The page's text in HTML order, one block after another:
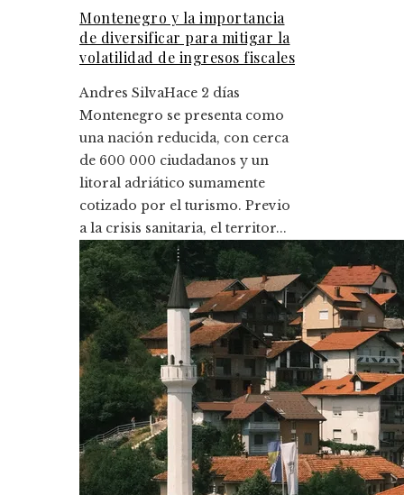
Montenegro y la importancia
de diversificar para mitigar la
volatilidad de ingresos fiscales
Andres SilvaHace 2 días
Montenegro se presenta como
una nación reducida, con cerca
de 600 000 ciudadanos y un
litoral adriático sumamente
cotizado por el turismo. Previo
a la crisis sanitaria, el territor...